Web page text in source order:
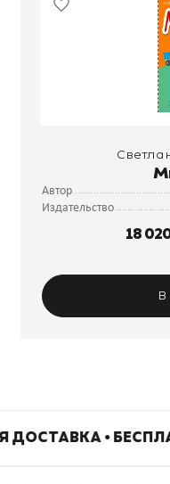
Автор
Издательство
18
В
ДОСТАВКА •